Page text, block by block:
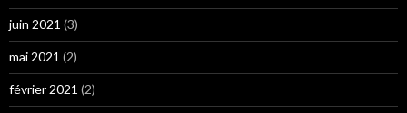
juin 2021 (3)
mai 2021 (2)
février 2021 (2)